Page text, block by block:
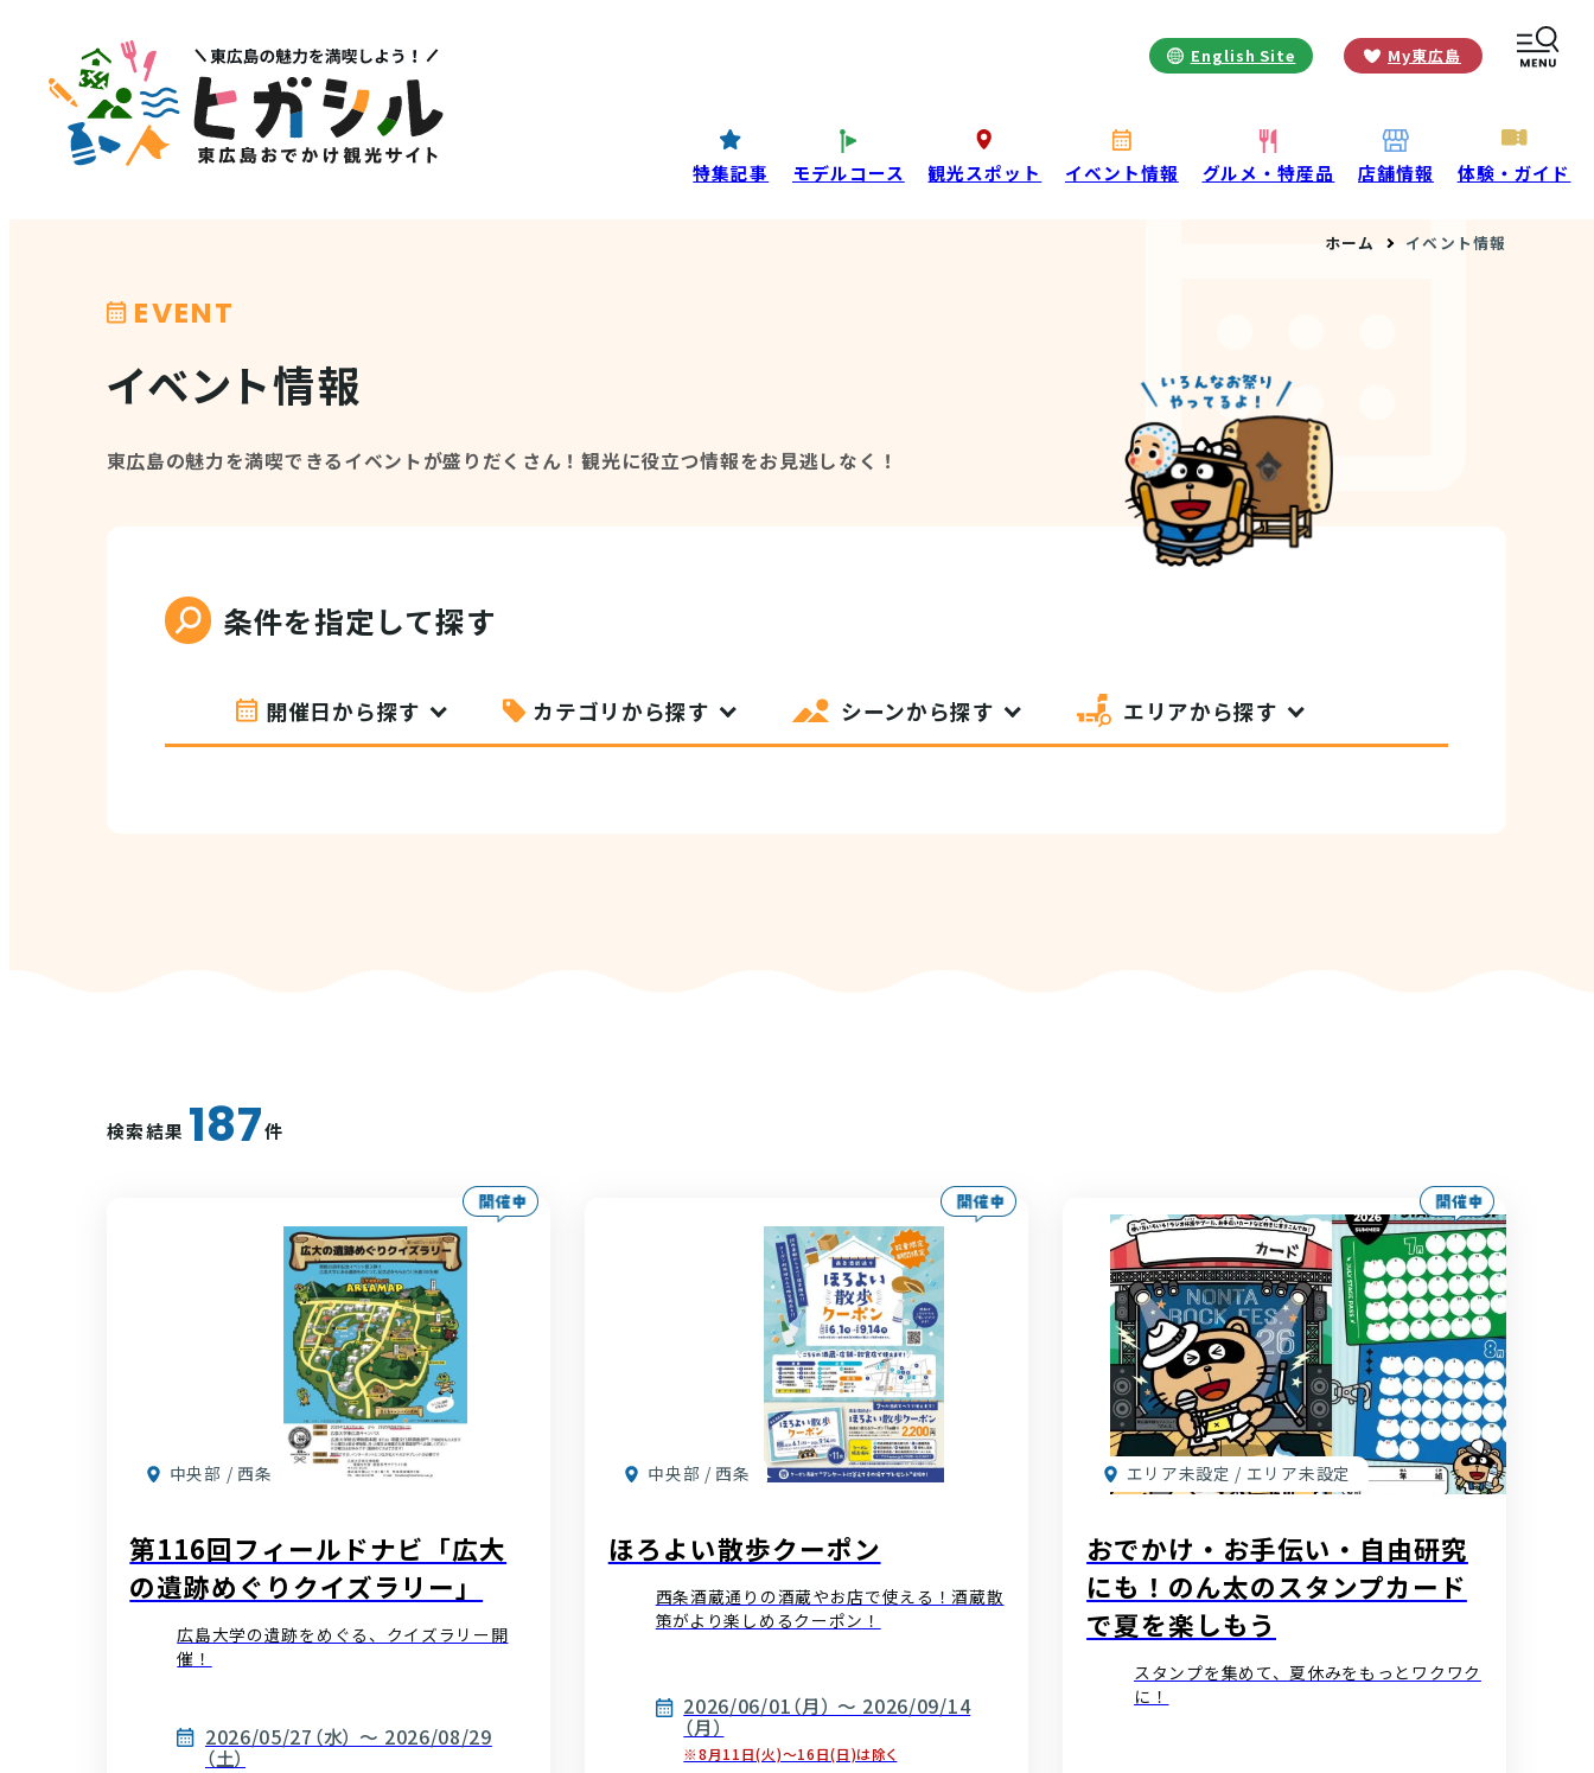
English Site My東広島
特集記事 モデルコース 観光スポット イベント情報 グルメ・特産品 店舗情報 体験・ガイド
ホーム イベント情報
EVENT
イベント情報
東広島の魅力を満喫できるイベントが盛りだくさん！観光に役立つ情報をお見逃しなく！
条件を指定して探す
開催日から探す カテゴリから探す シーンから探す エリアから探す
検索結果 187件
中央部 / 西条
第116回フィールドナビ「広大
の遺跡めぐりクイズラリー」
広島大学の遺跡をめぐる、クイズラリー開
催！
2026/05/27（水） ～ 2026/08/29
（土）
中央部 / 西条
ほろよい散歩クーポン
西条酒蔵通りの酒蔵やお店で使える！酒蔵散
策がより楽しめるクーポン！
2026/06/01（月） ～ 2026/09/14
（月）
※8月11日(火)〜16日(日)は除く
エリア未設定 / エリア未設定
おでかけ・お手伝い・自由研究
にも！のん太のスタンプカード
で夏を楽しもう
スタンプを集めて、夏休みをもっとワクワク
に！
メニュー
MENU
グルメ・特産品
店舗情報
西条酒蔵通り特設ページ 特集記事
お役立ち情報
お知らせ
酒蔵営業時間
観光マップダウンロード
観光に関するお問い合わせ
イベント情報掲載申込フォーム